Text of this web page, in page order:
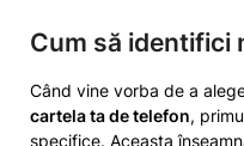
Cum să identifici
Când vine vorba de a
cartela ta de telefon,
specifice. Aceasta